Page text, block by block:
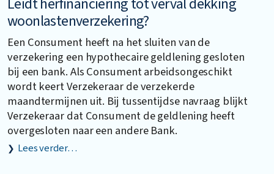
woonlastenverzekering?
Een Consument heeft na het sluiten van de
verzekering een hypothecaire geldlening gesloten
bij een bank. Als Consument arbeidsongeschikt
wordt keert Verzekeraar de verzekerde
maandtermijnen uit. Bij tussentijdse navraag blijkt
Verzekeraar dat Consument de geldlening heeft
overgesloten naar een andere Bank.
Lees verder…